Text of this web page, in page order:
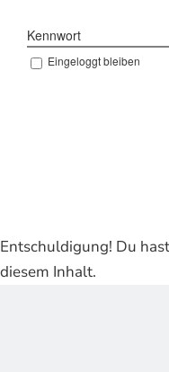
Kennwort
Eingeloggt bleiben
Entschuldigung! Du
diesem Inhalt.